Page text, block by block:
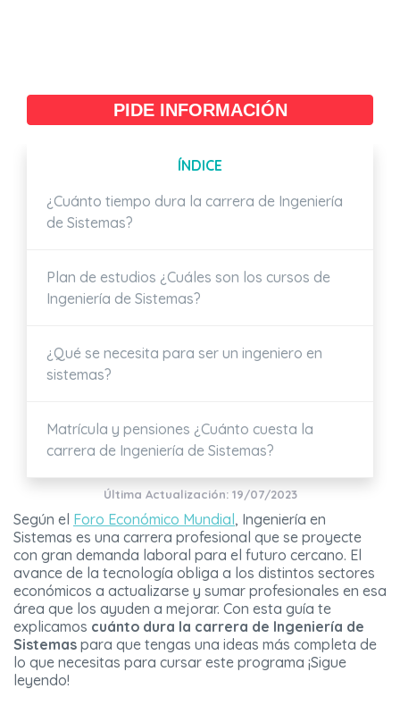
PIDE INFORMACIÓN
ÍNDICE
¿Cuánto tiempo dura la carrera de Ingeniería
de Sistemas?
Plan de estudios ¿Cuáles son los cursos de
Ingeniería de Sistemas?
¿Qué se necesita para ser un ingeniero en
sistemas?
Matrícula y pensiones ¿Cuánto cuesta la
carrera de Ingeniería de Sistemas?
Última Actualización: 19/07/2023
Según el Foro Económico Mundial, Ingeniería en
Sistemas es una carrera profesional que se proyecte
con gran demanda laboral para el futuro cercano. El
avance de la tecnología obliga a los distintos sectores
económicos a actualizarse y sumar profesionales en esa
área que los ayuden a mejorar. Con esta guía te
explicamos cuánto dura la carrera de Ingeniería de
Sistemas para que tengas una ideas más completa de
lo que necesitas para cursar este programa ¡Sigue
leyendo!